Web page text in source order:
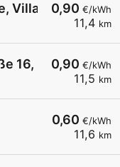
0,90 €/kWh
11,4 km
Villach
0,90 €/kWh
11,5 km
16, 9500 Villach
0,60 €/kWh
11,6 km